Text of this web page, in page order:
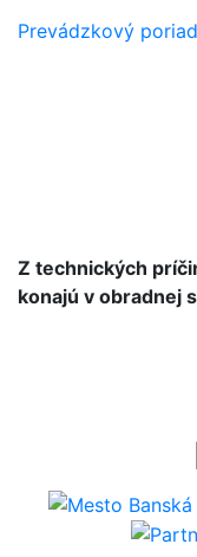
Prevádzkový
Z technických
konajú v obradnej